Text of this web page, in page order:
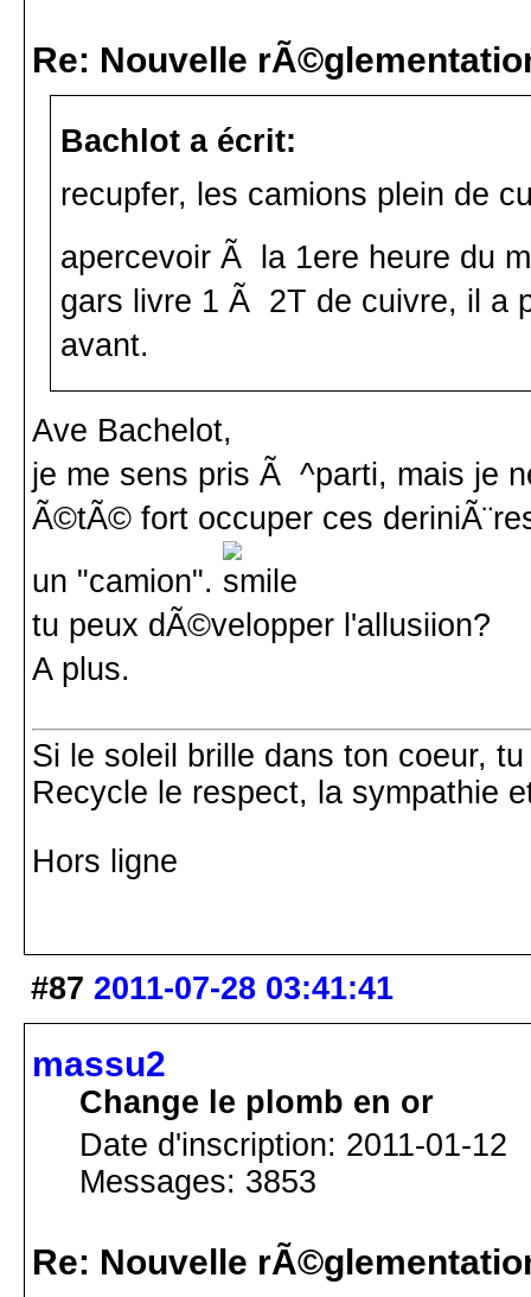
Re: Nouvelle
Bachlot a écrit:
recupfer, les camions plein de
apercevoir Ã la 1ere heure du
gars livre 1 Ã 2T de cuivre, il a
avant.
Ave Bachelot,
je me sens pris Ã ^parti, mais je
Ã©tÃ© fort occuper ces
un "camion".
tu peux dÃ©velopper l'allusiion?
A plus.
Si le soleil brille dans ton coeur,
Recycle le respect, la sympathie
Hors ligne
#87 2011-07-28 03:41:41
massu2
Change le plomb en or
Date d'inscription: 2011-01-12
Messages: 3853
Re: Nouvelle